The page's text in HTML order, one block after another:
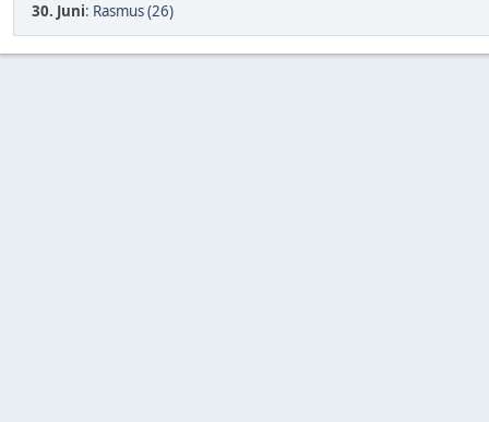
30. Juni: Rasmus (26)